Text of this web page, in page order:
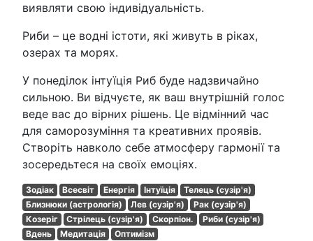
виявляти свою індивідуальність.
Риби – це водні істоти, які живуть в ріках,
озерах та морях.
У понеділок інтуїція Риб буде надзвичайно
сильною. Ви відчуєте, як ваш внутрішній голос
веде вас до вірних рішень. Це відмінний час
для саморозуміння та креативних проявів.
Створіть навколо себе атмосферу гармонії та
зосередьтеся на своїх емоціях.
Зодіак Всесвіт Енергія Інтуїція
Телець (сузір'я)
Близнюки (астрологія)
Лев (сузір'я)
Рак (сузір'я)
Козеріг
Стрілець (сузір'я) Скорпіон.
Риби (сузір'я)
Вдень
Медитація Оптимізм